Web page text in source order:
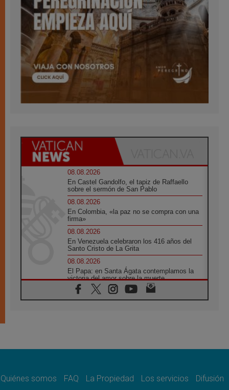
08.08.2026
En Castel Gandolfo, el tapiz de Raffaello
sobre el sermón de San Pablo
08.08.2026
En Colombia, «la paz no se compra con una
firma»
08.08.2026
En Venezuela celebraron los 416 años del
Santo Cristo de La Grita
08.08.2026
El Papa: en Santa Ágata contemplamos la
victoria del amor sobre la muerte
08.08.2026
León XIV visitará el Santuario de la Madre
07.08.2026
07.08.2026
Quiénes somos FAQ La Propiedad Los servicios Difusión